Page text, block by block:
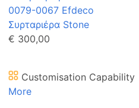
Συρταριέρα Stone
€ 300,00
Customisation Capability
More